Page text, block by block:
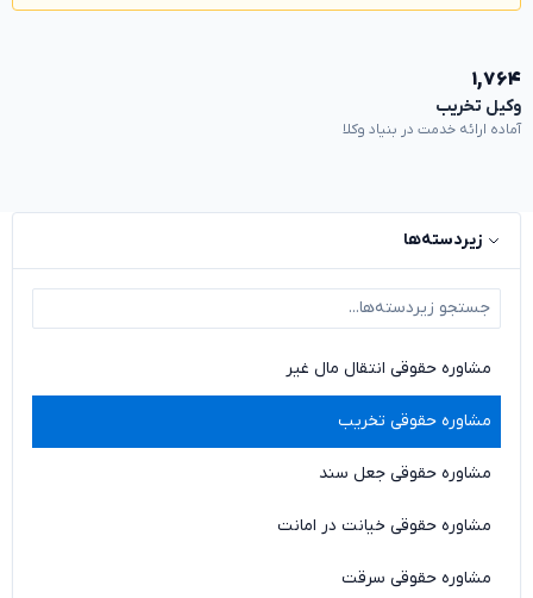
۱,۷۶۴
وکیل تخریب
آماده ارائه خدمت در بنیاد وکلا
زیردسته‌ها
مشاوره حقوقی انتقال مال غیر
مشاوره حقوقی تخریب
مشاوره حقوقی جعل سند
مشاوره حقوقی خیانت در امانت
مشاوره حقوقی سرقت